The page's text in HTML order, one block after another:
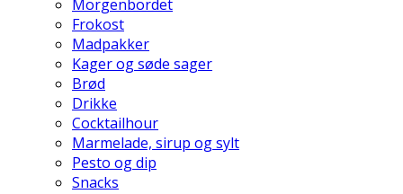
Morgenbordet
Frokost
Madpakker
Kager og søde sager
Brød
Drikke
Cocktailhour
Marmelade, sirup og sylt
Pesto og dip
Snacks